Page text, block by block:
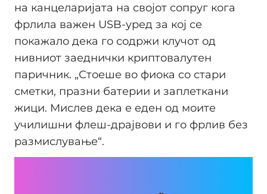
на канцеларијата на својот сопруг кога
фрлила важен USB-уред за кој се
покажало дека го содржи клучот од
нивниот заеднички криптовалутен
паричник. „Стоеше во фиока со стари
сметки, празни батерии и заплеткани
жици. Мислев дека е еден од моите
училишни флеш-драјвови и го фрлив без
размислување“.